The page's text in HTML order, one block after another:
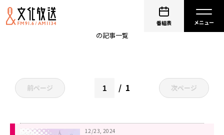
番組表
ノノア(CV: 鈴代紗弓)
の記事一覧
前ページ 1 次ページ
12/23, 2024